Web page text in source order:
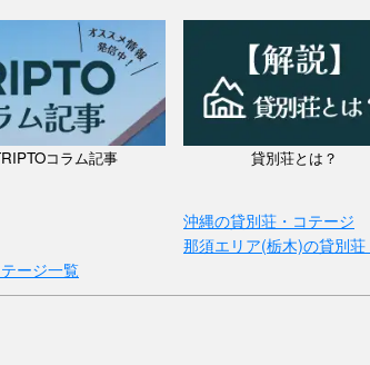
コラム記事 貸別荘とは？
沖縄の貸別荘・コテージ
那須エリア(栃木)の貸別
ージ一覧